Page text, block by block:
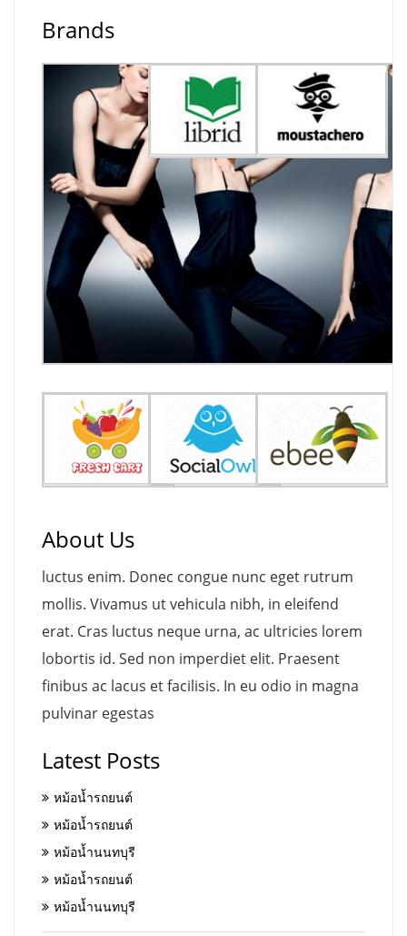
Brands
About Us
luctus enim. Donec congue nunc eget rutrum
mollis. Vivamus ut vehicula nibh, in eleifend
erat. Cras luctus neque urna, ac ultricies lorem
lobortis id. Sed non imperdiet elit. Praesent
finibus ac lacus et facilisis. In eu odio in magna
pulvinar egestas
Latest Posts
หม้อน้ำรถยนต์
หม้อน้ำรถยนต์
หม้อน้ำนนทบุรี
หม้อน้ำรถยนต์
หม้อน้ำนนทบุรี